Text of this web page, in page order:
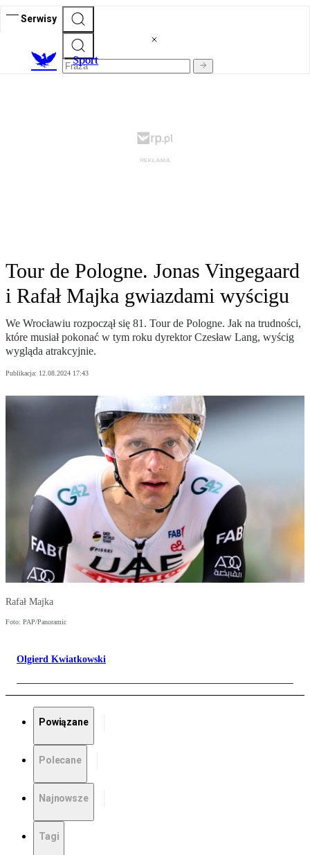
Serwisy
Sport
Tour de Pologne. Jonas Vingegaard
i Rafał Majka gwiazdami wyścigu
We Wrocławiu rozpoczął się 81. Tour de Pologne. Jak na trudności,
które musiał pokonać w tym roku dyrektor Czesław Lang, wyścig
wygląda atrakcyjnie.
Publikacja: 12.08.2024 17:43
Rafał Majka
Foto: PAP/Panoramic
Olgierd Kwiatkowski
Powiązane
Polecane
Najnowsze
Tagi